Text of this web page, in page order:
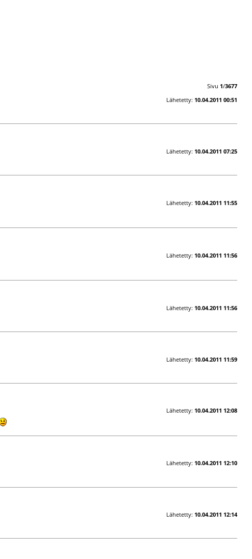
Sivu 1/3677
Lähetetty: 10.04.2011 00:51
Lähetetty: 10.04.2011 07:25
Lähetetty: 10.04.2011 11:55
Lähetetty: 10.04.2011 11:56
Lähetetty: 10.04.2011 11:56
Lähetetty: 10.04.2011 11:59
Lähetetty: 10.04.2011 12:08
Lähetetty: 10.04.2011 12:10
Lähetetty: 10.04.2011 12:14